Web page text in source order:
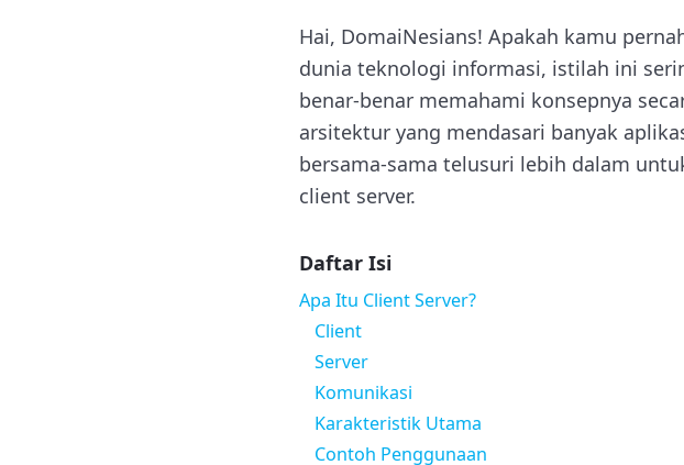
Hai, DomaiNesians! Apakah kamu
dunia teknologi informasi, istilah ini
benar-benar memahami konsepnya
arsitektur yang mendasari banyak
bersama-sama telusuri lebih dalam
client server.
Daftar Isi
Apa Itu Client Server?
Client
Server
Komunikasi
Karakteristik Utama
Contoh Penggunaan